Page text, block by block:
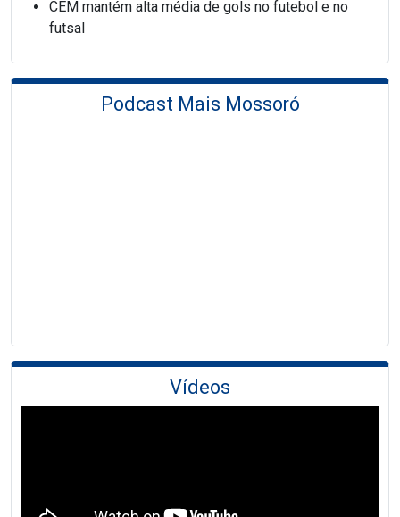
CEM mantém alta média de gols no futebol e no
futsal
Podcast Mais Mossoró
Vídeos